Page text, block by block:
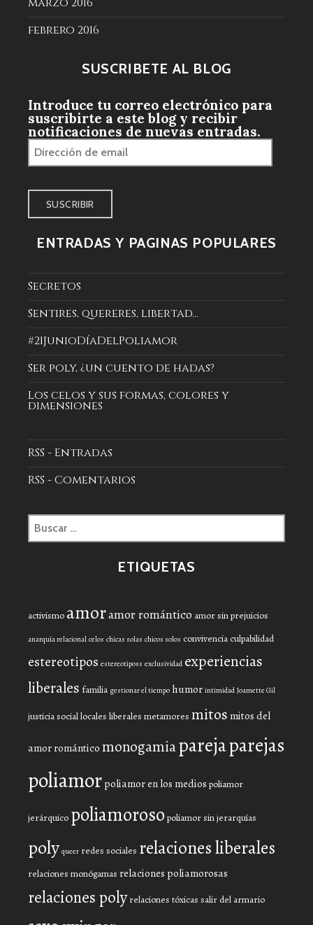
febrero 2016
SUSCRÍBETE AL BLOG
Introduce tu correo electrónico para
suscribirte a este blog y recibir
notificaciones de nuevas entradas.
Dirección
de
email
ENTRADAS Y PÁGINAS POPULARES
Secretos
Sentires, quereres, libertad...
#21JunioDíaDelPoliamor
Ser poly, ¿un cuento de hadas?
Los celos y sus formas, colores y
dimensiones
RSS - Entradas
RSS - Comentarios
Buscar:
ETIQUETAS
activismo amoramor romántico amor sin prejuicios
anarquía relacional celos chicas solas chicos solos convivencia culpabilidad
estereotipos estereotiposs exclusividad experiencias
liberales familia gestionar el tiempo humor intimidad Joamette Gil
justicia sociallocales liberales metamores mitos mitos del
amor romántico monogamiaparejaparejas
poliamor poliamor en los medios poliamor
jerárquico poliamorosopoliamor sin jerarquías
poly queer redes sociales relaciones liberales
relaciones monógamas relaciones poliamorosas
relaciones poly relaciones tóxicas salir del armario